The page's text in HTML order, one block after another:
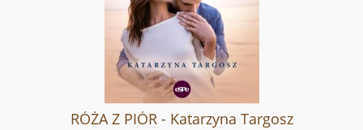
RÓŻA Z PIÓR - Katarzyna Targosz